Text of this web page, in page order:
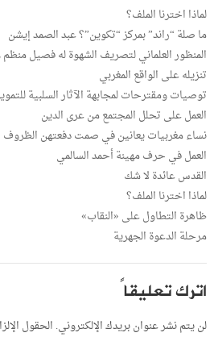
لماذا اخترنا الملف؟
ما صلة “راند” بمركز “تكوين”؟ عبد الصمد إيشن
المنظور العلماني لتصريف الشهوة له فصيل
تنزيله على الواقع المغربي
توصيات ومقترحات لمجابهة الآثار السلبية
العمل على تحلل المجتمع من عرى الدين
نساء مغربيات يعانين في صمت دفعتهن الظروف
العمل في حرف مهينة أحمد السالمي
القدس عائدة لا شك
لماذا اخترنا الملف؟
ظاهرة التطاول على «النقاب»
مرحلة الدعوة الجهرية
اترك تعليقاً
لن يتم نشر عنوان بريدك الإلكتروني. الحقول